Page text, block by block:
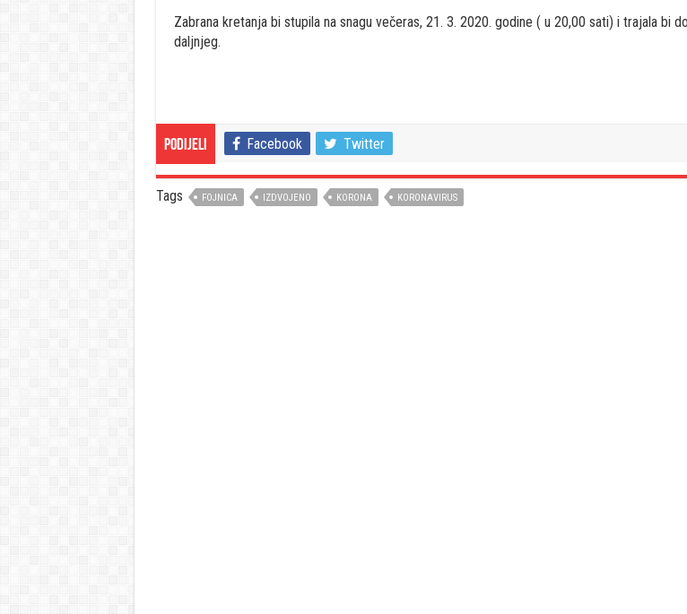
Zabrana kretanja bi stupila na snagu večeras, 21. 3. 2020. godine ( u 20,00 sati) i trajala bi do
daljnjeg.
Podijeli Facebook Twitter
Tags FOJNICA IZDVOJENO KORONA KORONAVIRUS